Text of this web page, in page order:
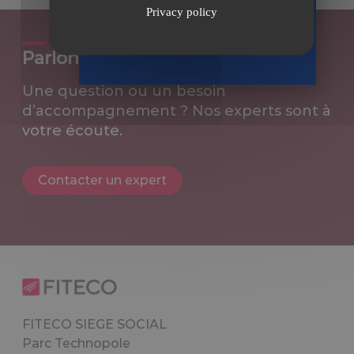
Parlons de votre projet
Une question ou un besoin
d’accompagnement ? Nos experts sont à
votre écoute.
Contacter un expert
FITECO SIEGE SOCIAL
Parc Technopole
Privacy policy